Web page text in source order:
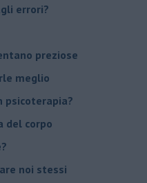
errori?
preziose
meglio
psicoterapia?
del corpo
noi stessi